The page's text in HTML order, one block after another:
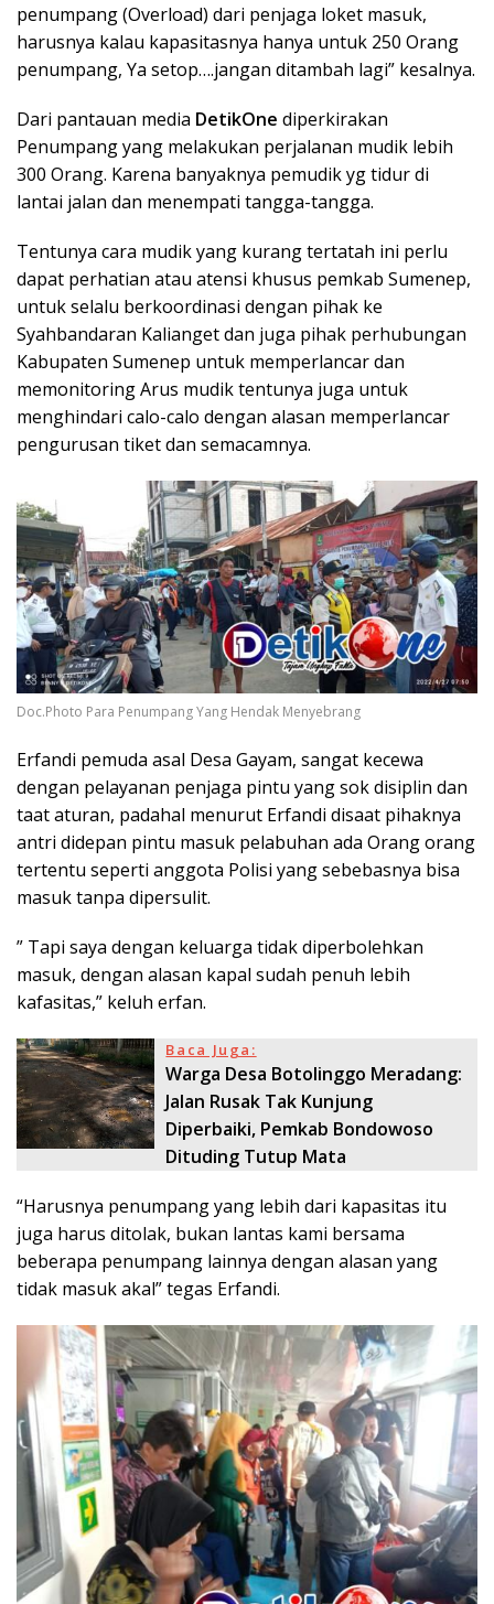
penumpang (Overload) dari penjaga loket masuk,
harusnya kalau kapasitasnya hanya untuk 250 Orang
penumpang, Ya setop….jangan ditambah lagi” kesalnya.
Dari pantauan media DetikOne diperkirakan
Penumpang yang melakukan perjalanan mudik lebih
300 Orang. Karena banyaknya pemudik yg tidur di
lantai jalan dan menempati tangga-tangga.
Tentunya cara mudik yang kurang tertatah ini perlu
dapat perhatian atau atensi khusus pemkab Sumenep,
untuk selalu berkoordinasi dengan pihak ke
Syahbandaran Kalianget dan juga pihak perhubungan
Kabupaten Sumenep untuk memperlancar dan
memonitoring Arus mudik tentunya juga untuk
menghindari calo-calo dengan alasan memperlancar
pengurusan tiket dan semacamnya.
Doc.Photo Para Penumpang Yang Hendak Menyebrang
Erfandi pemuda asal Desa Gayam, sangat kecewa
dengan pelayanan penjaga pintu yang sok disiplin dan
taat aturan, padahal menurut Erfandi disaat pihaknya
antri didepan pintu masuk pelabuhan ada Orang orang
tertentu seperti anggota Polisi yang sebebasnya bisa
masuk tanpa dipersulit.
” Tapi saya dengan keluarga tidak diperbolehkan
masuk, dengan alasan kapal sudah penuh lebih
kafasitas,” keluh erfan.
Baca Juga:
Warga Desa Botolinggo Meradang:
Jalan Rusak Tak Kunjung
Diperbaiki, Pemkab Bondowoso
Dituding Tutup Mata
“Harusnya penumpang yang lebih dari kapasitas itu
juga harus ditolak, bukan lantas kami bersama
beberapa penumpang lainnya dengan alasan yang
tidak masuk akal” tegas Erfandi.